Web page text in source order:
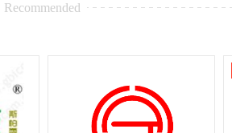
Recommended